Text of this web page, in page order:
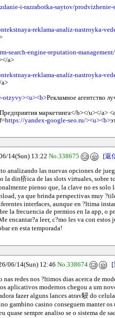
i-razrabotka-saytov/prodvizhenie-
reklama-analiz-nastroyka-
search-engine-reputation-
a>
reklama-analiz-nastroyka-
a>
otzyvy><u><b>Рекламное агентство
Предприятия маркетинга</b></u></a>
https://yandex-google-seo.ru/><u><b>
14(Sun) 13:22 No.338675 [返
analizando las nuevas opciones de
la din疥ica de las slots virtuales, sobre
pienso que, la clave no es solo
ya que brinda perspectivas muy
interfaces, aunque en ?ltima
la frecuencia de premios en la app, o
encantar?a leer, c?mo les va con estos
en esta temporada!
06/14(Sun) 12:46 No.338674 [
redes nos ?ltimos dias acerca de
aplicativos modernos chegou a um
fazer alguns lances atrav駸 do
gambino casino conseguem manter
quase sempre analiso se o sistema de